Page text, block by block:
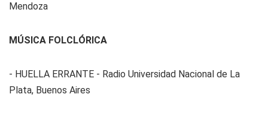
Mendoza
MÚSICA FOLCLÓRICA
- HUELLA ERRANTE - Radio Universidad Nacional de La
Plata, Buenos Aires